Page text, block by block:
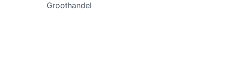
Groothandel